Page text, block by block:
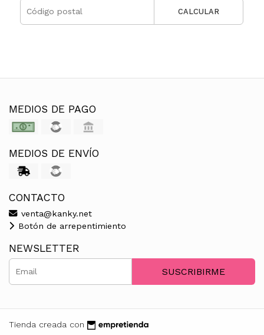
CALCULAR
MEDIOS DE PAGO
MEDIOS DE ENVÍO
CONTACTO
venta@kanky.net
Botón de arrepentimiento
NEWSLETTER
SUSCRIBIRME
Tienda creada con